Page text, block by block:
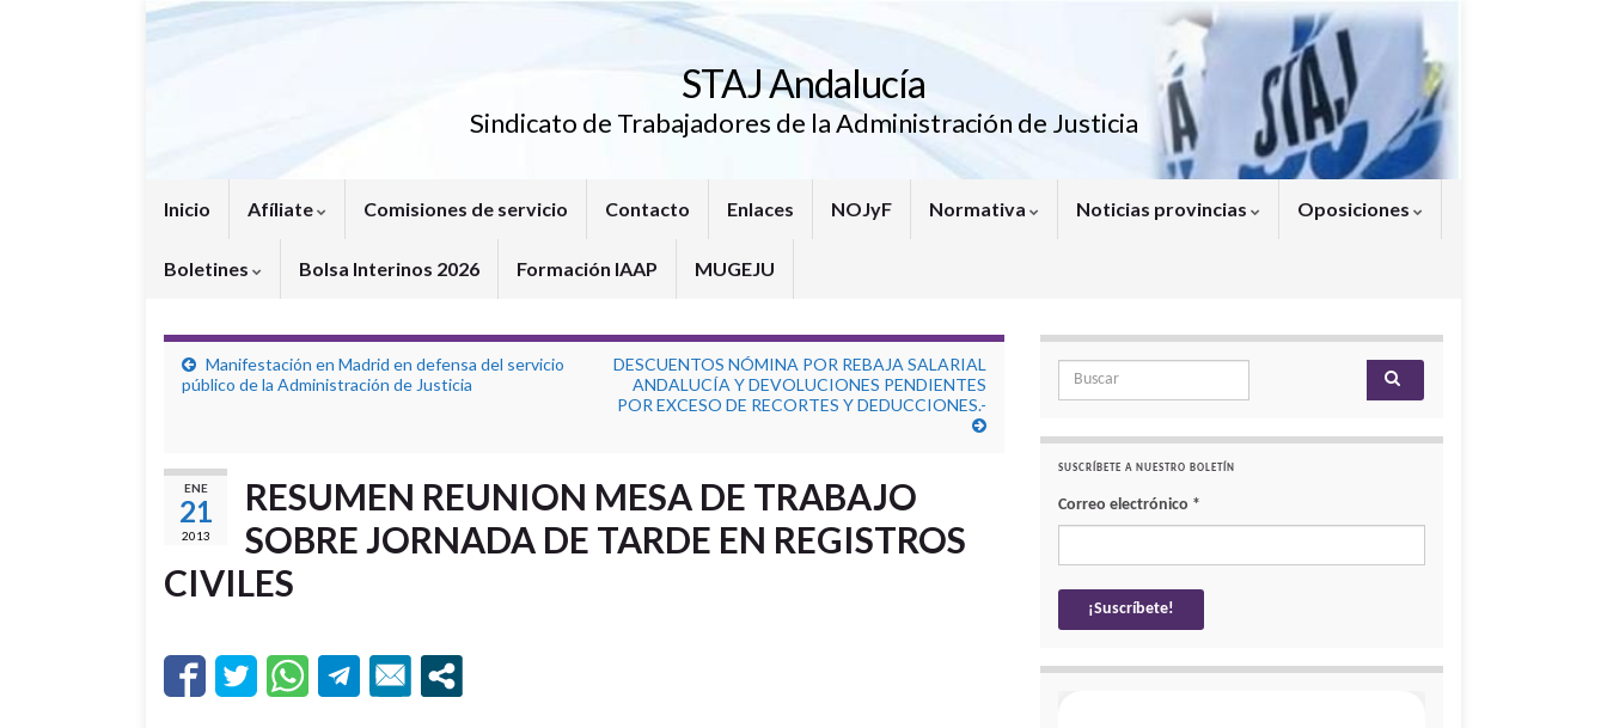
STAJ Andalucía
Sindicato de Trabajadores de la Administración de Justicia
Inicio Afíliate Comisiones de servicio Contacto Enlaces NOJyF Normativa Noticias provincias Oposiciones
Boletines Bolsa Interinos 2026 Formación IAAP MUGEJU
Manifestación en Madrid en defensa del servicio
público de la Administración de Justicia
DESCUENTOS NÓMINA POR REBAJA SALARIAL
ANDALUCÍA Y DEVOLUCIONES PENDIENTES
POR EXCESO DE RECORTES Y DEDUCCIONES.-
ENE
21
2013
RESUMEN REUNION MESA DE TRABAJO
SOBRE JORNADA DE TARDE EN REGISTROS
CIVILES
Search for:
SUSCRÍBETE A NUESTRO BOLETÍN
Correo electrónico *